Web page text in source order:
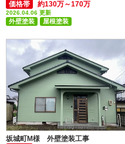
価格帯
約130万～170万
2026.04.06 更新
外壁塗装
屋根塗装
坂城町M様 外壁塗装工事